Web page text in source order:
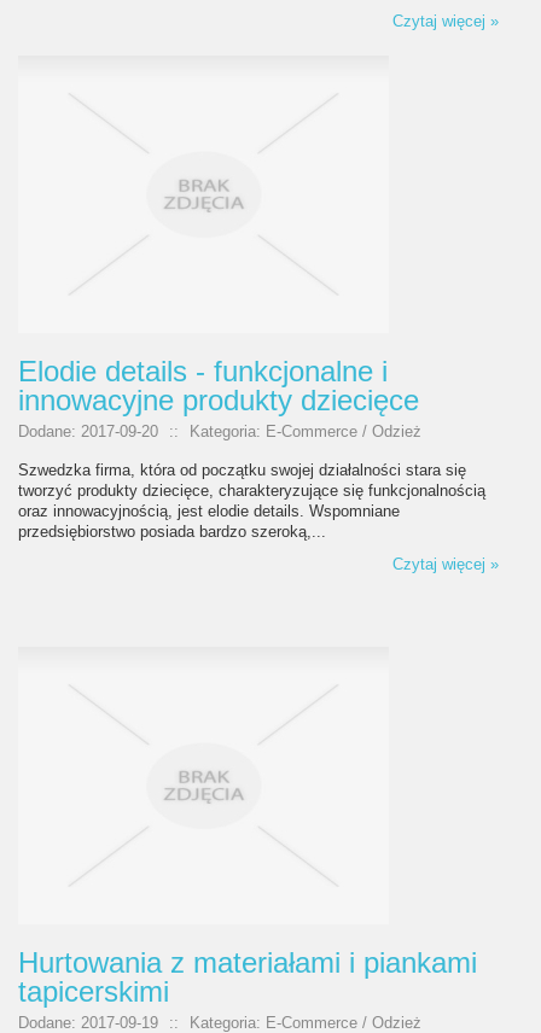
Czytaj więcej »
Elodie details - funkcjonalne i
innowacyjne produkty dziecięce
Dodane: 2017-09-20 :: Kategoria: E-Commerce / Odzież
Szwedzka firma, która od początku swojej działalności stara się
tworzyć produkty dziecięce, charakteryzujące się funkcjonalnością
oraz innowacyjnością, jest elodie details. Wspomniane
przedsiębiorstwo posiada bardzo szeroką,...
Czytaj więcej »
Hurtowania z materiałami i piankami
tapicerskimi
Dodane: 2017-09-19 :: Kategoria: E-Commerce / Odzież